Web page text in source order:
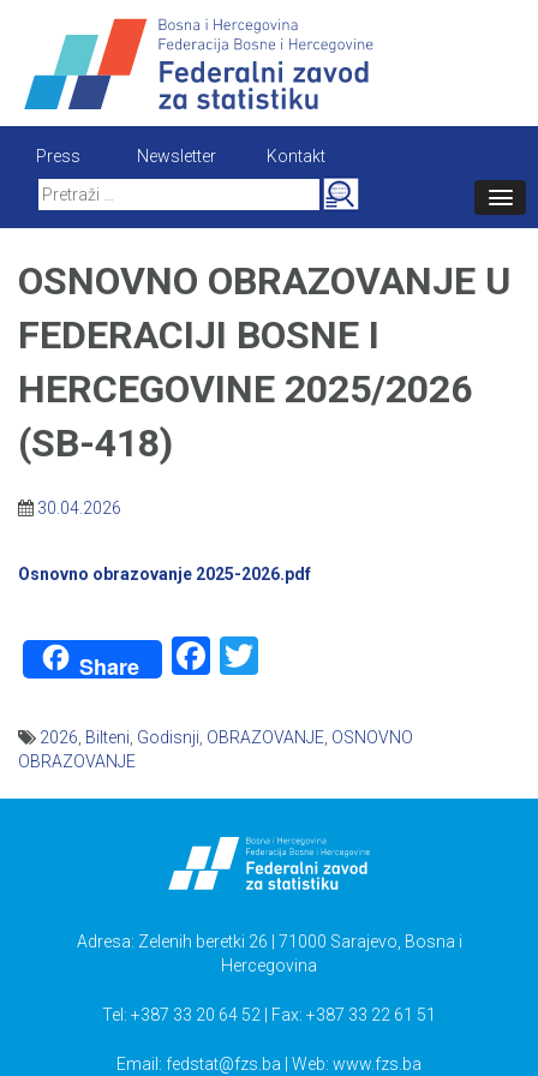
content
Press Newsletter
Kontakt
Search
for:
OSNOVNO OBRAZOVANJE U
FEDERACIJI BOSNE I
HERCEGOVINE 2025/2026
(SB-418)
30.04.2026
Osnovno obrazovanje 2025-2026.pdf
Share Facebook
2026 Bilteni Godisnji OBRAZOVANJE OSNOVNO
OBRAZOVANJE
Adresa: Zelenih beretki 26 | 71000 Sarajevo, Bosna i
Hercegovina
Tel: +387 33 20 64 52 | Fax: +387 33 22 61 51
Email: fedstat@fzs.ba | Web: www.fzs.ba